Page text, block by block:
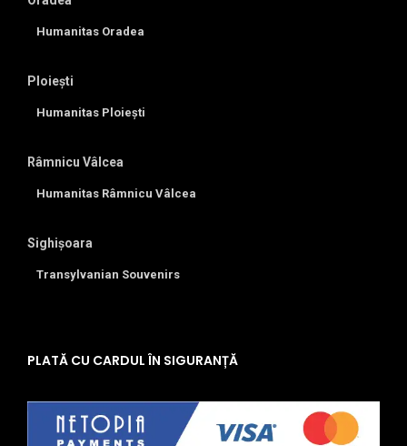
Humanitas Oradea
Ploiești
Humanitas Ploiești
Râmnicu Vâlcea
Humanitas Râmnicu Vâlcea
Sighișoara
Transylvanian Souvenirs
PLATĂ CU CARDUL ÎN SIGURANȚĂ